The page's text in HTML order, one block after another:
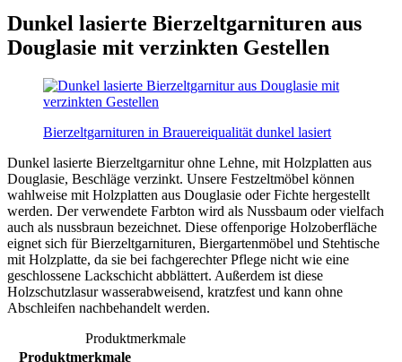
Dunkel lasierte Bierzeltgarnituren aus
Douglasie mit verzinkten Gestellen
Bierzeltgarnituren in Brauereiqualität dunkel lasiert
Dunkel lasierte Bierzeltgarnitur ohne Lehne, mit Holzplatten aus
Douglasie, Beschläge verzinkt. Unsere Festzeltmöbel können
wahlweise mit Holzplatten aus Douglasie oder Fichte hergestellt
werden. Der verwendete Farbton wird als Nussbaum oder vielfach
auch als nussbraun bezeichnet. Diese offenporige Holzoberfläche
eignet sich für Bierzeltgarnituren, Biergartenmöbel und Stehtische
mit Holzplatte, da sie bei fachgerechter Pflege nicht wie eine
geschlossene Lackschicht abblättert. Außerdem ist diese
Holzschutzlasur wasserabweisend, kratzfest und kann ohne
Abschleifen nachbehandelt werden.
Produktmerkmale
Produktmerkmale